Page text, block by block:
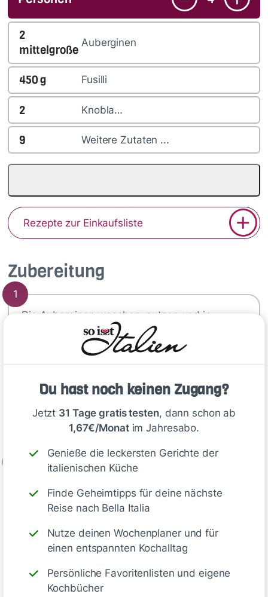
Du hast noch keinen Zugang?
Jetzt 31 Tage gratis testen, dann schon ab
1,67€/Monatim Jahresabo.
Genieße die leckersten Gerichte der
italienischen Küche
Finde Geheimtipps für deine nächste
Reise nach Bella Italia
Nutze deinen Wochenplaner und für
einen entspannten Kochalltag
Persönliche Favoritenlisten und eigene
Kochbücher
Zubereitung
1
Die Auberginen waschen, putzen und in
mundgerechte Würfel schneiden. Diese in
einer Schüssel mit Salz vermengen und kurz
ruhen lassen. Die Fusilli nach Packungsangabe
garen. Den Knoblauch schälen und fein
in feine Ringe schneiden.
Deine Notizen
2
mittelgroße
Auberginen
450g Fusilli
2 Knobla…
9 Weitere Zutaten ...
Rezepte zur Einkaufsliste